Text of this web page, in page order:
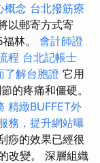
概念 台北撥筋療
以郵寄方式寄
林。 會計師證
程 台北記帳士
了解台胞證 它用
的疼痛和僵硬。
精緻BUFFET外
務，提升網站曝
痧的效果已經很
改變。 深層組織